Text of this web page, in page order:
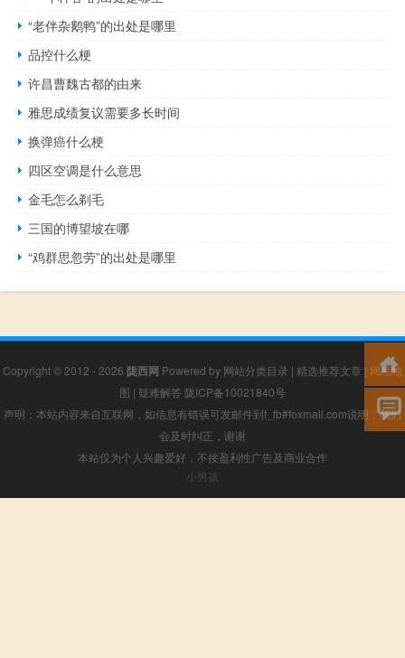
“老伴杂鹅鸭”的出处是哪里
品控什么梗
许昌曹魏古都的由来
雅思成绩复议需要多长时间
换弹癌什么梗
四区空调是什么意思
金毛怎么剃毛
三国的博望坡在哪
“鸡群思忽劳”的出处是哪里
Copyright © 2012 - 2026 陇西网 Powered by 网站分类目录 | 精选推荐文章 | 网站地
图 | 疑难解答 陇ICP备10021840号
声明：本站内容来自互联网，如信息有错误可发邮件到f_fb#foxmail.com说明，我们
会及时纠正，谢谢
本站仅为个人兴趣爱好，不接盈利性广告及商业合作
小男孩